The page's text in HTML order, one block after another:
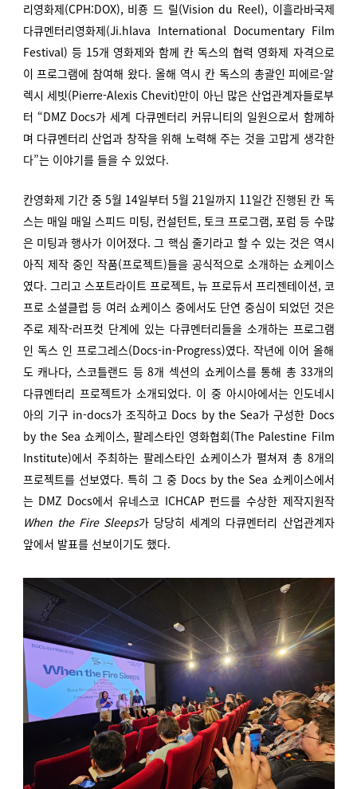
리영화제(CPH:DOX), 비죵 드 릴(Vision du Reel), 이흘라바국제
다큐멘터리영화제(Ji.hlava International Documentary Film
Festival) 등 15개 영화제와 함께 칸 독스의 협력 영화제 자격으로
이 프로그램에 참여해 왔다. 올해 역시 칸 독스의 총괄인 피에르-알
렉시 세빗(Pierre-Alexis Chevit)만이 아닌 많은 산업관계자들로부
터 “DMZ Docs가 세계 다큐멘터리 커뮤니티의 일원으로서 함께하
며 다큐멘터리 산업과 창작을 위해 노력해 주는 것을 고맙게 생각한
다”는 이야기를 들을 수 있었다.
칸영화제 기간 중 5월 14일부터 5월 21일까지 11일간 진행된 칸 독
스는 매일 매일 스피드 미팅, 컨설턴트, 토크 프로그램, 포럼 등 수많
은 미팅과 행사가 이어졌다. 그 핵심 줄기라고 할 수 있는 것은 역시
아직 제작 중인 작품(프로젝트)들을 공식적으로 소개하는 쇼케이스
였다. 그리고 스포트라이트 프로젝트, 뉴 프로듀서 프리젠테이션, 코
프로 소셜클럽 등 여러 쇼케이스 중에서도 단연 중심이 되었던 것은
주로 제작-러프컷 단계에 있는 다큐멘터리들을 소개하는 프로그램
인 독스 인 프로그레스(Docs-in-Progress)였다. 작년에 이어 올해
도 캐나다, 스코틀랜드 등 8개 섹션의 쇼케이스를 통해 총 33개의
다큐멘터리 프로젝트가 소개되었다. 이 중 아시아에서는 인도네시
아의 기구 in-docs가 조직하고 Docs by the Sea가 구성한 Docs
by the Sea 쇼케이스, 팔레스타인 영화협회(The Palestine Film
Institute)에서 주최하는 팔레스타인 쇼케이스가 펼쳐져 총 8개의
프로젝트를 선보였다. 특히 그 중 Docs by the Sea 쇼케이스에서
는 DMZ Docs에서 유네스코 ICHCAP 펀드를 수상한 제작지원작
When the Fire Sleeps가 당당히 세계의 다큐멘터리 산업관계자
앞에서 발표를 선보이기도 했다.